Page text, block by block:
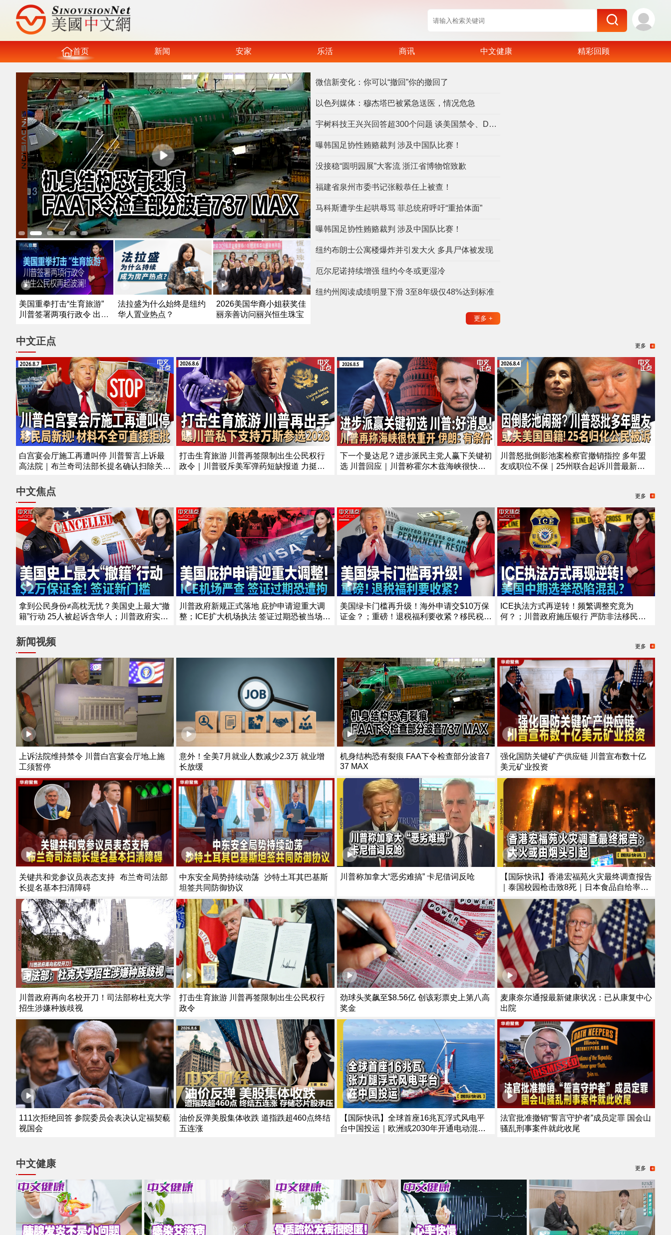
首页 新闻 安家 乐活 商讯 中文健康 精彩回顾
美国重拳打击“生育旅游”
川普签署两项行政令 出生
法拉盛为什么始终是纽约
华人置业热点？
2026美国华裔小姐获奖佳
丽亲善访问丽兴恒生珠宝
微信新变化：你可以“撤回”你的撤回了
以色列媒体：穆杰塔巴被紧急送医，情况危急
宇树科技王兴兴回答超300个问题 谈美国禁令、DeepSeek
曝韩国足协性贿赂裁判 涉及中国队比赛！
没接稳“圆明园展”大客流 浙江省博物馆致歉
福建省泉州市委书记张毅恭任上被查！
马科斯遭学生起哄辱骂 菲总统府呼吁“重拾体面”
曝韩国足协性贿赂裁判 涉及中国队比赛！
纽约布朗士公寓楼爆炸并引发大火 多具尸体被发现
厄尔尼诺持续增强 纽约今冬或更湿冷
纽约州阅读成绩明显下滑 3至8年级仅48%达到标准
更多 +
中文正点 更多
白宫宴会厅施工再遭叫停 川普誓言上诉最
高法院｜布兰奇司法部长提名确认扫除关键
局新规：材料不全可直接拒批｜8死30多
伤！泰国突发校园枪案《中文正点》26.8.7
打击生育旅游 川普再签限制出生公民权行
政令｜川普驳斥美军弹药短缺报道 力挺赫
下一个曼达尼？进步派民主党人赢下关键初
选 川普回应｜川普称霍尔木兹海峡很快重
川普怒批倒影池案检察官撤销指控 多年盟
友或职位不保｜25州联合起诉川普最新全
中文焦点 更多
拿到公民身份≠高枕无忧？美国史上最大“撤
籍”行动 25人被起诉含华人；川普政府实施
见！国务院缩减海外布局 拟关闭五个使领
馆《中文焦点》8/6/2026
川普政府新规正式落地 庇护申请迎重大调
整；ICE扩大机场执法 签证过期恐被当场带
美国绿卡门槛再升级！海外申请交$10万保
证金？；重磅！退税福利要收紧？移民税收
ICE执法方式再逆转！频繁调整究竟为
何？；川普政府施压银行 严防非法移民获
参议院席位争夺战连夜打响《中文焦点》7/
16
新闻视频 更多
上诉法院维持禁令 川普白宫宴会厅地上施
工须暂停
意外！全美7月就业人数减少2.3万 就业增
长放缓
机身结构恐有裂痕 FAA下令检查部分波音7
37 MAX
强化国防关键矿产供应链 川普宣布数十亿
美元矿业投资
关键共和党参议员表态支持 布兰奇司法部
长提名基本扫清障碍
中东安全局势持续动荡 沙特土耳其巴基斯
坦签共同防御协议
川普称加拿大“恶劣难搞” 卡尼借词反呛
【国际快讯】香港宏福苑火灾最终调查报告
｜泰国校园枪击致8死｜日本食品自给率跌
至最低
川普政府再向名校开刀！司法部称杜克大学
招生涉嫌种族歧视
打击生育旅游 川普再签限制出生公民权行
政令
劲球头奖飙至$8.56亿 创该彩票史上第八高
奖金
麦康奈尔通报最新健康状况：已从康复中心
出院
111次拒绝回答 参院委员会表决认定福契藐
视国会
油价反弹美股集体收跌 道指跌超460点终结
五连涨
【国际快讯】全球首座16兆瓦浮式风电平
台中国投运｜欧洲或2030年开通电动混动
法官批准撤销“誓言守护者”成员定罪 国会山
骚乱刑事案件就此收尾
中文健康 更多